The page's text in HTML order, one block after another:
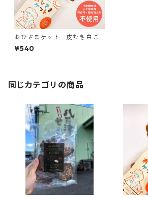
おひさまケット 皮むき白ご
ま WHITE SESAME【おひさ
まのおやつシリーズ】
¥540
同じカテゴリの商品